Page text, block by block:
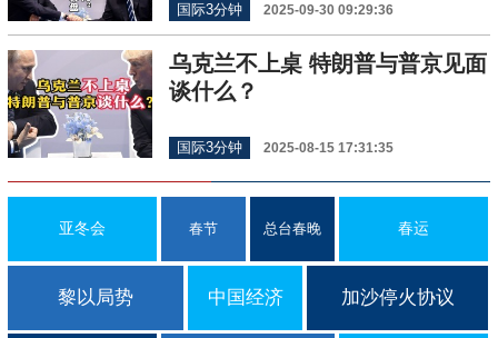
国际3分钟 2025-09-30 09:29:36
乌克兰不上桌 特朗普与普京见面
谈什么？
国际3分钟 2025-08-15 17:31:35
亚冬会 春节 总台春晚 春运
黎以局势 中国经济 加沙停火协议